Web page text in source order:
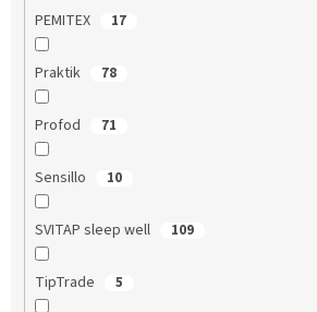
PEMITEX 17
Praktik 78
Profod 71
Sensillo 10
SVITAP sleep well 109
TipTrade 5